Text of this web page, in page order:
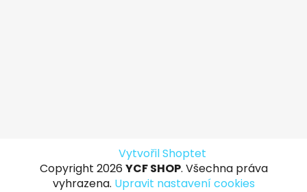
Vytvořil Shoptet
Copyright 2026 YCF SHOP. Všechna práva
vyhrazena. Upravit nastavení cookies